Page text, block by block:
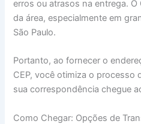
erros ou atrasos na entrega. O
da área, especialmente em
São Paulo.
Portanto, ao fornecer o
CEP, você otimiza o processo
sua correspondência chegue
Como Chegar: Opções de